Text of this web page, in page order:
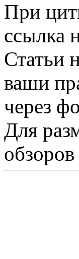
При
ссылка
Статьи
ваши
через
Для